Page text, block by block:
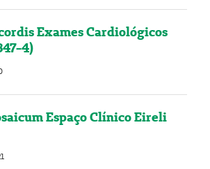
Exames Cardiológicos
4)
Espaço Clínico Eireli